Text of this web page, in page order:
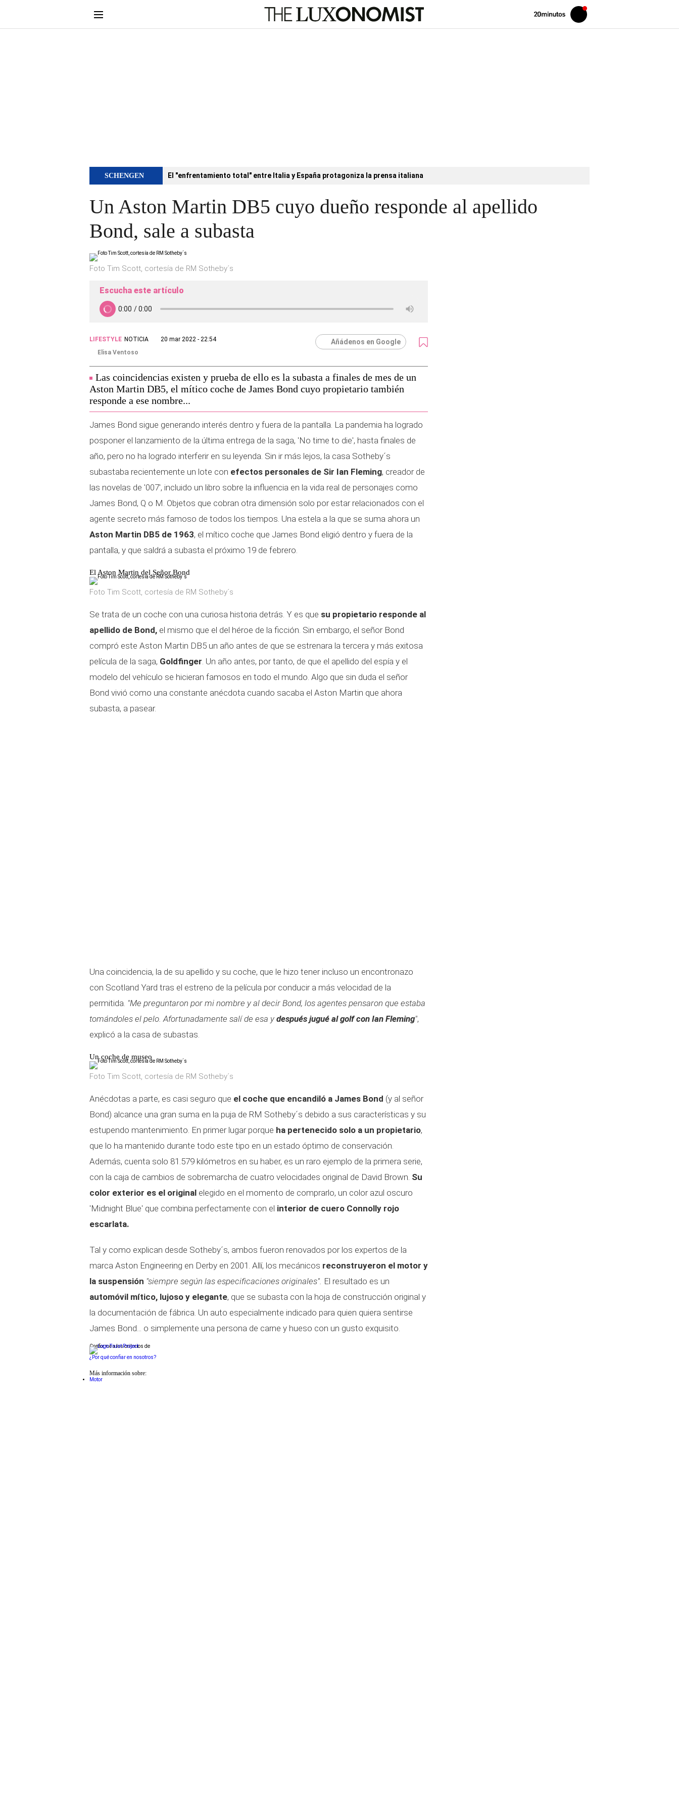
Volver
Iniciar
sesión
SCHENGEN El "enfrentamiento total" entre Italia y España protagoniza la prensa italiana
Un Aston Martin DB5 cuyo dueño responde al apellido
Bond, sale a subasta
Foto Tim Scott, cortesía de RM Sotheby´s
Escucha este artículo
LIFESTYLE NOTICIA
20 mar 2022 - 22:54
Elisa Ventoso
Añádenos en Google
Las coincidencias existen y prueba de ello es la subasta a finales de mes de un
Aston Martin DB5, el mítico coche de James Bond cuyo propietario también
responde a ese nombre...
James Bond sigue generando interés dentro y fuera de la pantalla. La pandemia ha logrado
posponer el lanzamiento de la última entrega de la saga, 'No time to die', hasta finales de
año, pero no ha logrado interferir en su leyenda. Sin ir más lejos, la casa Sotheby´s
subastaba recientemente un lote con efectos personales de Sir Ian Fleming, creador de
las novelas de '007', incluido un libro sobre la influencia en la vida real de personajes como
James Bond, Q o M. Objetos que cobran otra dimensión solo por estar relacionados con el
agente secreto más famoso de todos los tiempos. Una estela a la que se suma ahora un
Aston Martin DB5 de 1963, el mítico coche que James Bond eligió dentro y fuera de la
pantalla, y que saldrá a subasta el próximo 19 de febrero.
El Aston Martin del Señor Bond
Foto Tim Scott, cortesía de RM Sotheby´s
Se trata de un coche con una curiosa historia detrás. Y es que su propietario responde al
apellido de Bond, el mismo que el del héroe de la ficción. Sin embargo, el señor Bond
compró este Aston Martin DB5 un año antes de que se estrenara la tercera y más exitosa
película de la saga, Goldfinger. Un año antes, por tanto, de que el apellido del espía y el
modelo del vehículo se hicieran famosos en todo el mundo. Algo que sin duda el señor
Bond vivió como una constante anécdota cuando sacaba el Aston Martin que ahora
subasta, a pasear.
Una coincidencia, la de su apellido y su coche, que le hizo tener incluso un encontronazo
con Scotland Yard tras el estreno de la película por conducir a más velocidad de la
permitida. "Me preguntaron por mi nombre y al decir Bond, los agentes pensaron que estaba
tomándoles el pelo. Afortunadamente salí de esa y después jugué al golf con Ian Fleming",
explicó a la casa de subastas.
Un coche de museo
Foto Tim Scott, cortesía de RM Sotheby´s
Anécdotas a parte, es casi seguro que el coche que encandiló a James Bond (y al señor
Bond) alcance una gran suma en la puja de RM Sotheby´s debido a sus características y su
estupendo mantenimiento. En primer lugar porque ha pertenecido solo a un propietario,
que lo ha mantenido durante todo este tipo en un estado óptimo de conservación.
Además, cuenta solo 81.579 kilómetros en su haber, es un raro ejemplo de la primera serie,
con la caja de cambios de sobremarcha de cuatro velocidades original de David Brown. Su
color exterior es el original elegido en el momento de comprarlo, un color azul oscuro
'Midnight Blue' que combina perfectamente con el interior de cuero Connolly rojo
escarlata.
Tal y como explican desde Sotheby´s, ambos fueron renovados por los expertos de la
marca Aston Engineering en Derby en 2001. Allí, los mecánicos reconstruyeron el motor y
la suspensión "siempre según las especificaciones originales". El resultado es un
automóvil mítico, lujoso y elegante, que se subasta con la hoja de construcción original y
la documentación de fábrica. Un auto especialmente indicado para quien quiera sentirse
James Bond... o simplemente una persona de carne y hueso con un gusto exquisito.
Conforme a los criterios de
¿Por qué confiar en nosotros?
Más información sobre:
Motor